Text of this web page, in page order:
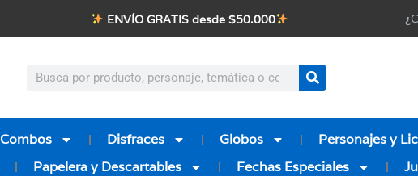
ENVÍO GRATIS desde $50.000
Combos Disfraces Globos Personajes y
Papelera y Descartables Fechas Especiales